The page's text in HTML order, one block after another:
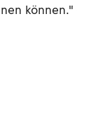
können."